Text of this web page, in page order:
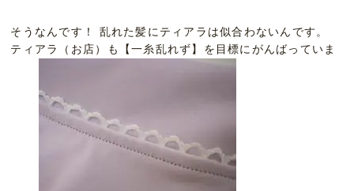
そうなんです！ 乱れた髪にティアラは似合わないんです。
ティアラ（お店）も【一糸乱れず】を目標にがんばっていま